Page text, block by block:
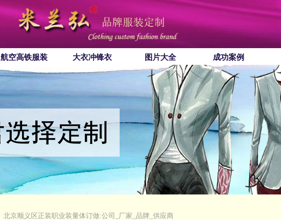
航空高铁服装 大衣冲锋衣 图片大全 成功案例
北京顺义区正装职业装量体订做:公司_厂家_品牌_供应商